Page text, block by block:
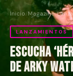
Inicio/Magazine/
LANZAMIENTOS
Escucha
de Arky